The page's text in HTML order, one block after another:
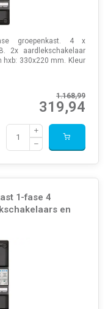
groepenkast. 4 x
2x aardlekschakelaar
hxb: 330x220 mm. Kleur
1.168,99
319,94
1-fase 4
en